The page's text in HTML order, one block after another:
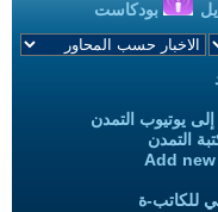
بودكاست
يوتيوب التمدن
التمدن
Add
للكاتب-ة